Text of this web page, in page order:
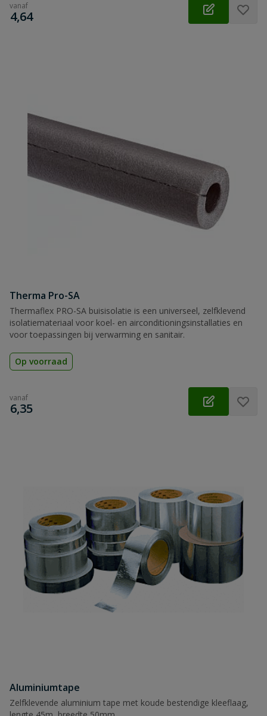
vanaf
€
4,64
Therma Pro-SA
Thermaflex PRO-SA buisisolatie is een universeel, zelfklevend
isolatiemateriaal voor koel- en airconditioningsinstallaties en
voor toepassingen bij verwarming en sanitair.
Op voorraad
vanaf
€
6,35
Aluminiumtape
Zelfklevende aluminium tape met koude bestendige kleeflaag,